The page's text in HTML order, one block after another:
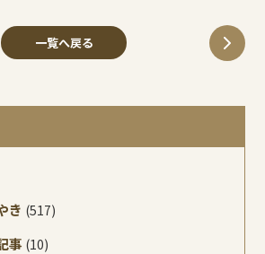
一覧へ戻る
き (517)
事 (10)